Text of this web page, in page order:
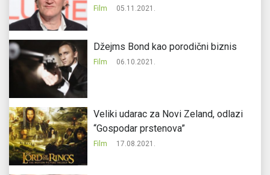
Film 05.11.2021.
Džejms Bond kao porodični biznis
Film 06.10.2021.
Veliki udarac za Novi Zeland, odlazi
“Gospodar prstenova”
Film 17.08.2021.